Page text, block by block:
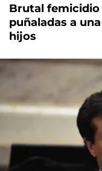
Brutal femicidio
puñaladas a
hijos